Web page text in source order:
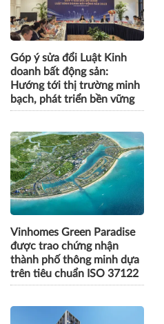
Góp ý sửa đổi Luật Kinh
doanh bất động sản:
Hướng tới thị trường minh
bạch, phát triển bền vững
Vinhomes Green Paradise
được trao chứng nhận
thành phố thông minh dựa
trên tiêu chuẩn ISO 37122